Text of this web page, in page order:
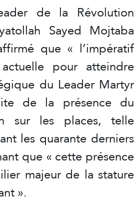
de la Révolution
Sayed Mojtaba
que « l’impératif
pour atteindre
du Leader Martyr
de la présence du
sur les places, telle
les quarante derniers
que « cette présence
majeur de la stature
».